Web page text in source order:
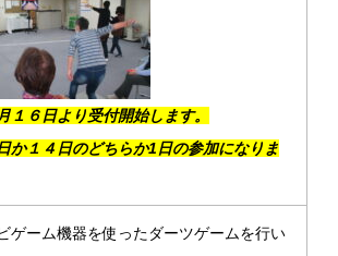
１６日より受付開始します。
か１４日のどちらか1日の参加になりま
ゲーム機器を使ったダーツゲームを行い